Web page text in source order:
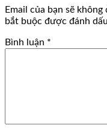
Email của bạn sẽ
bắt buộc được đánh dấu
Bình luận *